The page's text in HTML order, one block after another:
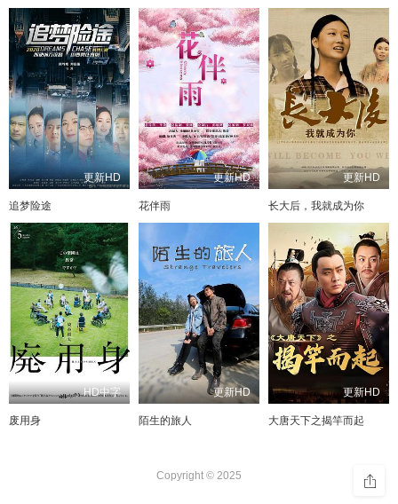
更新HD
追梦险途
更新HD
花伴雨
更新HD
长大后，我就成为你
HD中字
废用身
更新HD
陌生的旅人
更新HD
大唐天下之揭竿而起
Copyright © 2025